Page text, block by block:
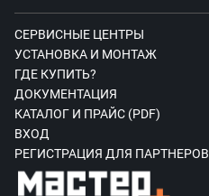
СЕРВИСНЫЕ ЦЕНТРЫ
УСТАНОВКА И МОНТАЖ
ГДЕ КУПИТЬ?
ДОКУМЕНТАЦИЯ
КАТАЛОГ И ПРАЙС (PDF)
ВХОД
РЕГИСТРАЦИЯ ДЛЯ ПАРТНЕРОВ